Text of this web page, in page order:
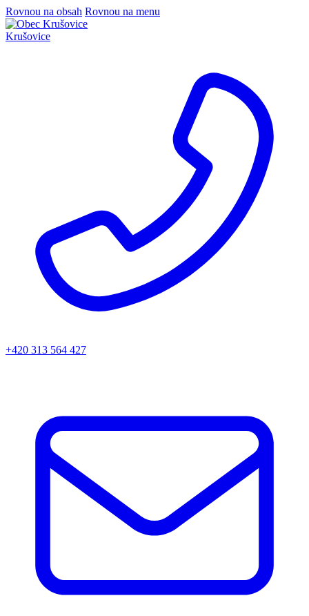
Rovnou na obsah Rovnou na menu
Krušovice
+420 313 564 427